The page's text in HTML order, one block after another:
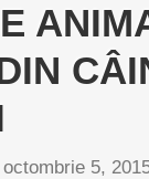
octombrie 5,